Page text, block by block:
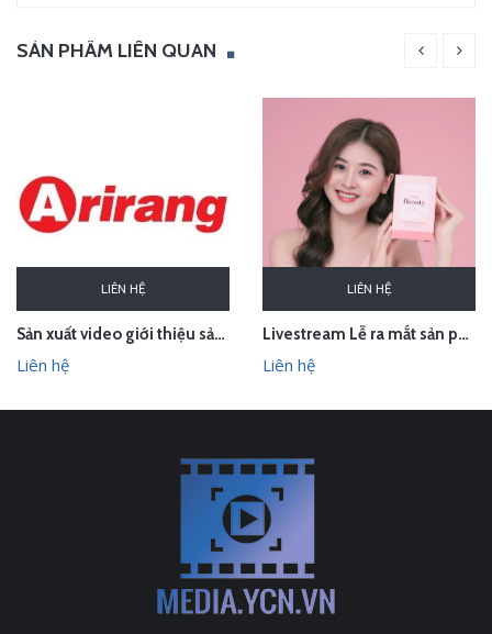
SẢN PHẨM LIÊN QUAN
LIÊN HỆ
Sản xuất video giới thiệu sản phẩm Audio Âm thanh Arirang Vietnam
Liên hệ
LIÊN HỆ
Livestream Lễ ra mắt sản phẩm Pink Beauty Herbs
Liên hệ